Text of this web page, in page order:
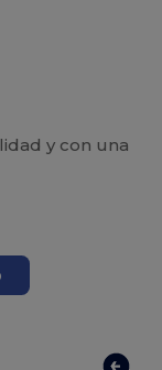
y con una